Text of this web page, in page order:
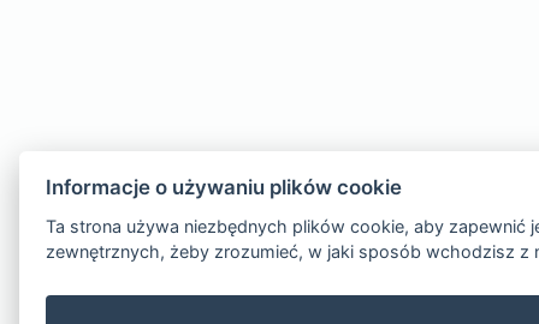
Informacje o używaniu plików cookie
Ta strona używa niezbędnych plików cookie, aby zapewnić
zewnętrznych, żeby zrozumieć, w jaki sposób wchodzisz